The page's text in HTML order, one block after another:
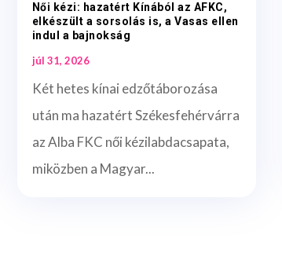
Női kézi: hazatért Kínából az AFKC,
elkészült a sorsolás is, a Vasas ellen
indul a bajnokság
júl 31, 2026
Két hetes kínai edzőtáborozása
után ma hazatért Székesfehérvárra
az Alba FKC női kézilabdacsapata,
miközben a Magyar...